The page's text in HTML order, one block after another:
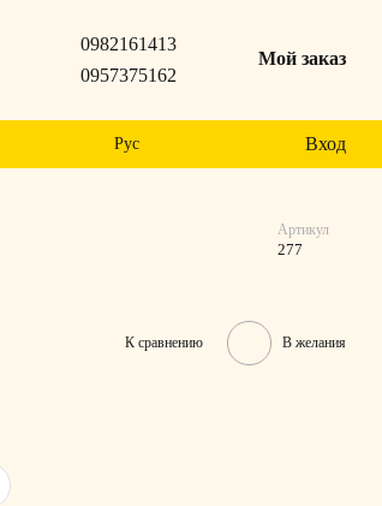
0982161413
0957375162
Мой заказ
Рус Вход
Артикул
277
К сравнению В желания